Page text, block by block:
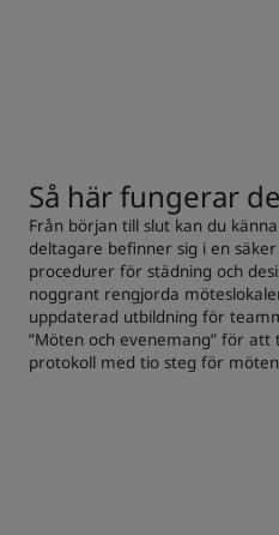
Så här fungerar
Från början till slut kan du
deltagare befinner sig i en
procedurer för städning och
noggrant rengjorda
uppdaterad utbildning för
”Möten och evenemang” för
protokoll med tio steg för